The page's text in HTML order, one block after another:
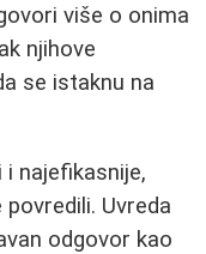
više o onima
njihove
se istaknu na
i najefikasnije,
Uvreda
odgovor kao